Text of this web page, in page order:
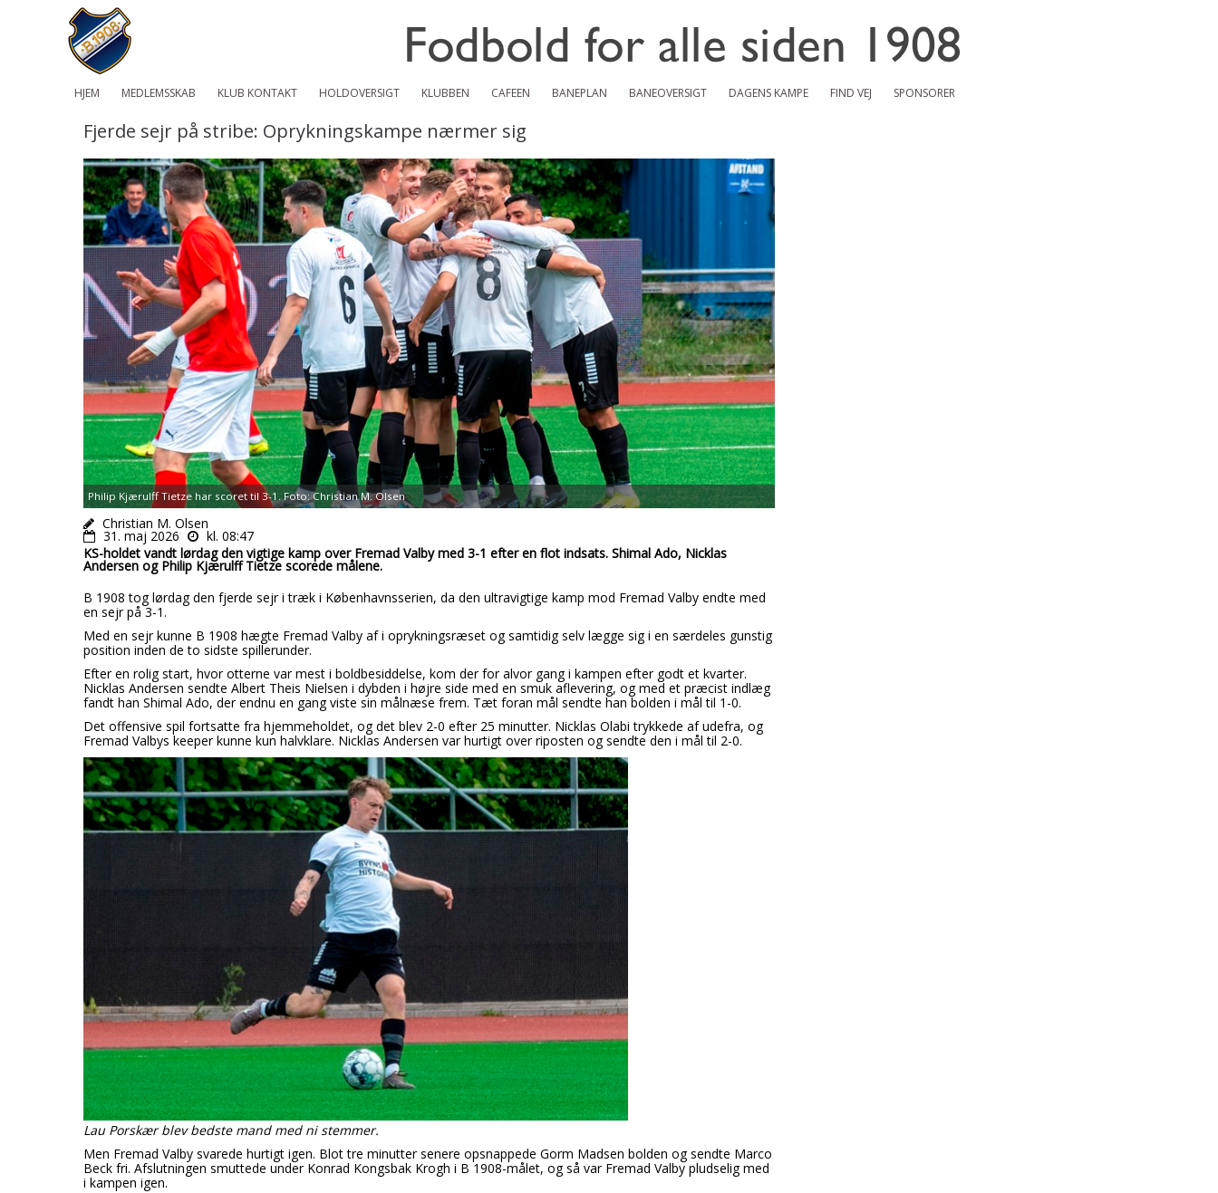
HJEM MEDLEMSSKAB KLUB KONTAKT HOLDOVERSIGT KLUBBEN CAFEEN BANEPLAN BANEOVERSIGT DAGENS KAMPE FIND VEJ SPONSORER
Fjerde sejr på stribe: Oprykningskampe nærmer sig
Philip Kjærulff Tietze har scoret til 3-1. Foto: Christian M. Olsen
Christian M. Olsen
31. maj 2026
kl. 08:47
KS-holdet vandt lørdag den vigtige kamp over Fremad Valby med 3-1 efter en flot indsats. Shimal Ado, Nicklas
Andersen og Philip Kjærulff Tietze scorede målene.
B 1908 tog lørdag den fjerde sejr i træk i Københavnsserien, da den ultravigtige kamp mod Fremad Valby endte med
en sejr på 3-1.
Med en sejr kunne B 1908 hægte Fremad Valby af i oprykningsræset og samtidig selv lægge sig i en særdeles gunstig
position inden de to sidste spillerunder.
Efter en rolig start, hvor otterne var mest i boldbesiddelse, kom der for alvor gang i kampen efter godt et kvarter.
Nicklas Andersen sendte Albert Theis Nielsen i dybden i højre side med en smuk aflevering, og med et præcist indlæg
fandt han Shimal Ado, der endnu en gang viste sin målnæse frem. Tæt foran mål sendte han bolden i mål til 1-0.
Det offensive spil fortsatte fra hjemmeholdet, og det blev 2-0 efter 25 minutter. Nicklas Olabi trykkede af udefra, og
Fremad Valbys keeper kunne kun halvklare. Nicklas Andersen var hurtigt over riposten og sendte den i mål til 2-0.
Lau Porskær blev bedste mand med ni stemmer.
Men Fremad Valby svarede hurtigt igen. Blot tre minutter senere opsnappede Gorm Madsen bolden og sendte Marco
Beck fri. Afslutningen smuttede under Konrad Kongsbak Krogh i B 1908-målet, og så var Fremad Valby pludselig med
i kampen igen.